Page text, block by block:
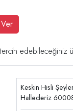
edebileceğiniz
Keskin Hisli
Hallederiz